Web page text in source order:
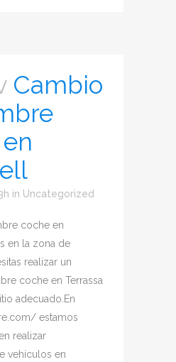
Cambio
in Uncategorized
coche en
en la zona de
realizar un
coche en Terrassa
adecuado.En
estamos
realizar
vehículos en